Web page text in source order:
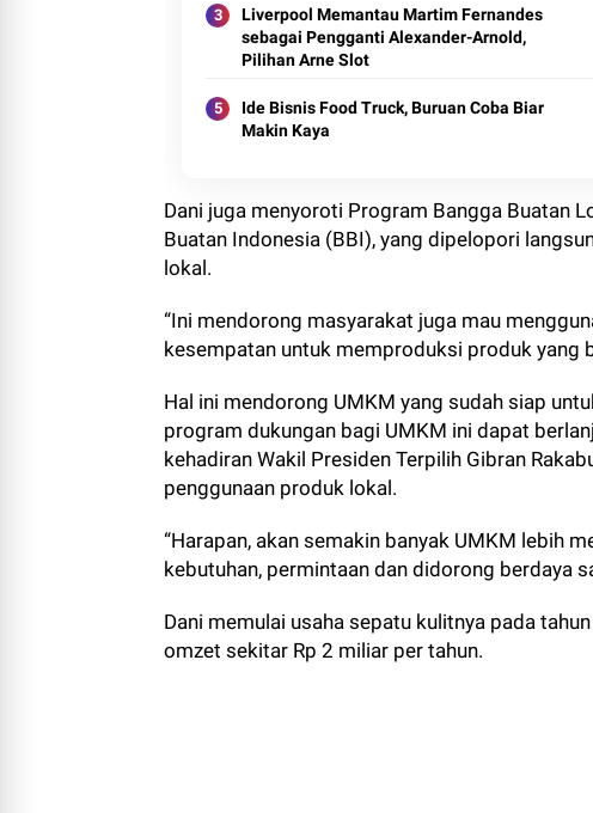
Liverpool Memantau Martim Fernandes
sebagai Pengganti Alexander-Arnold,
Pilihan Arne Slot
Ide Bisnis Food Truck, Buruan Coba Biar
Makin Kaya
Dani juga menyoroti Program Bangga Buatan
Buatan Indonesia (BBI), yang dipelopori
lokal.
“Ini mendorong masyarakat juga mau
kesempatan untuk memproduksi produk yang
Hal ini mendorong UMKM yang sudah siap
program dukungan bagi UMKM ini dapat
kehadiran Wakil Presiden Terpilih Gibran
penggunaan produk lokal.
“Harapan, akan semakin ba­nyak UMKM lebih
kebutuhan, permintaan dan dido­rong berdaya
Dani memulai usaha sepatu kulitnya pada
omzet sekitar Rp 2 miliar per tahun.